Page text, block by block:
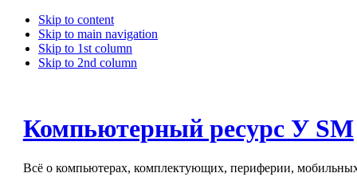
Skip to content
Skip to main navigation
Skip to 1st column
Skip to 2nd column
Компьютерный ресурс У SM
Всё о компьютерах, комплектующих, периферии, мобильных